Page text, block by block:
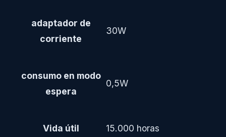
adaptador de
corriente
30W
consumo en modo
espera
0,5W
Vida útil 15.000 horas